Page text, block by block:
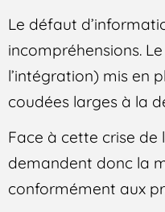
Le défaut
incompréhensions.
l’intégration) mis en
coudées larges à la
Face à cette crise de
demandent donc la
conformément aux